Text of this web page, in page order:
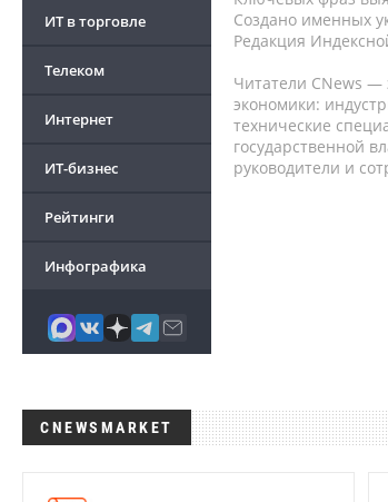
ИТ в торговле
Телеком
Интернет
ИТ-бизнес
Рейтинги
Инфографика
Создано именных
Редакция
Читатели CNews —
экономики:
технические
государственной
руководители и
CNEWSMARKET